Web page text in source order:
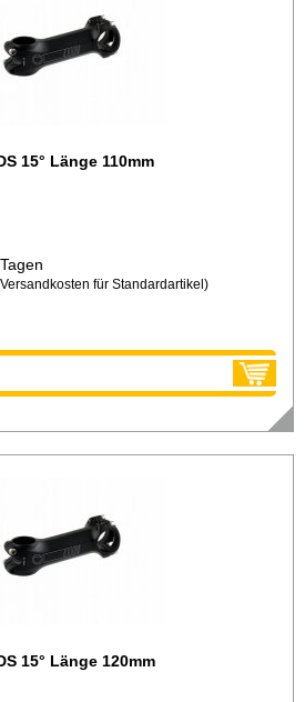
15° Länge 110mm
Versandkosten für Standardartikel)
15° Länge 120mm